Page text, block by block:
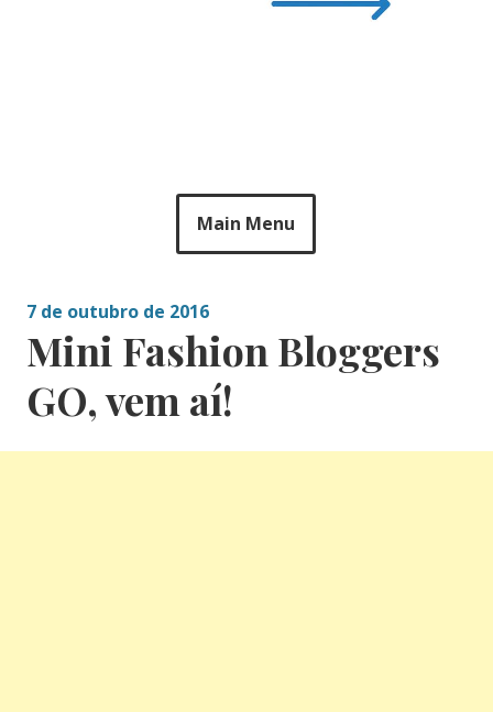
Main Menu
7 de outubro de 2016
Mini Fashion Bloggers
GO, vem aí!